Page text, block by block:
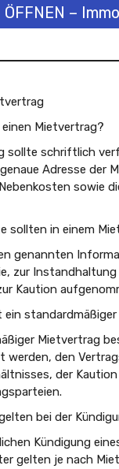
ÖFFNEN –
einen Mietvertrag?
sollte schriftlich
Adresse der
sowie
sollten in einem
genannten
zur
Kaution
ein
Mietvertrag
werden, den
der
bei der
Kündigung
gelten je nach